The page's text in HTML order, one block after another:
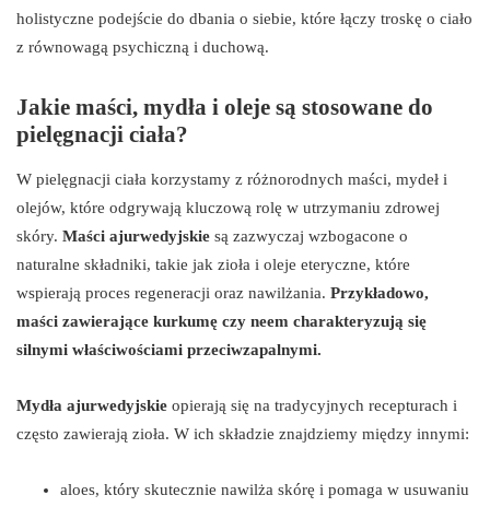
holistyczne podejście do dbania o siebie, które łączy troskę o ciało
z równowagą psychiczną i duchową.
Jakie maści, mydła i oleje są stosowane do
pielęgnacji ciała?
W pielęgnacji ciała korzystamy z różnorodnych maści, mydeł i
olejów, które odgrywają kluczową rolę w utrzymaniu zdrowej
skóry. Maści ajurwedyjskie są zazwyczaj wzbogacone o
naturalne składniki, takie jak zioła i oleje eteryczne, które
wspierają proces regeneracji oraz nawilżania. Przykładowo,
maści zawierające kurkumę czy neem charakteryzują się
silnymi właściwościami przeciwzapalnymi.
Mydła ajurwedyjskie opierają się na tradycyjnych recepturach i
często zawierają zioła. W ich składzie znajdziemy między innymi:
aloes, który skutecznie nawilża skórę i pomaga w usuwaniu